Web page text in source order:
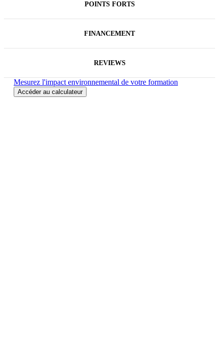
POINTS FORTS
FINANCEMENT
REVIEWS
Mesurez l'impact environnemental de votre formation
Accéder au calculateur